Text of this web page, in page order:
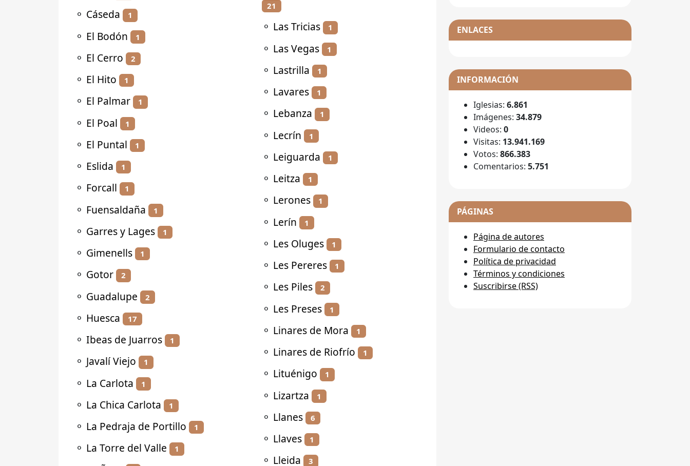
⚬ Cáseda 1
⚬ El Bodón 1
⚬ El Cerro 2
⚬ El Hito 1
⚬ El Palmar 1
⚬ El Poal 1
⚬ El Puntal 1
⚬ Eslida 1
⚬ Forcall 1
⚬ Fuensaldaña 1
⚬ Garres y Lages 1
⚬ Gimenells 1
⚬ Gotor 2
⚬ Guadalupe 2
⚬ Huesca 17
⚬ Ibeas de Juarros 1
⚬ Javalí Viejo 1
⚬ La Carlota 1
⚬ La Chica Carlota 1
⚬ La Pedraja de Portillo 1
⚬ La Torre del Valle 1
21
⚬ Las Tricias 1
⚬ Las Vegas 1
⚬ Lastrilla 1
⚬ Lavares 1
⚬ Lebanza 1
⚬ Lecrín 1
⚬ Leiguarda 1
⚬ Leitza 1
⚬ Lerones 1
⚬ Lerín 1
⚬ Les Oluges 1
⚬ Les Pereres 1
⚬ Les Piles 2
⚬ Les Preses 1
⚬ Linares de Mora 1
⚬ Linares de Riofrío 1
⚬ Lituénigo 1
⚬ Lizartza 1
⚬ Llanes 6
⚬ Llaves 1
⚬ Lleida 3
ENLACES
INFORMACIÓN
Iglesias: 6.861
Imágenes: 34.879
Videos: 0
Visitas: 13.941.169
Votos: 866.383
Comentarios: 5.751
PÁGINAS
Página de autores
Formulario de contacto
Política de privacidad
Términos y condiciones
Suscribirse (RSS)